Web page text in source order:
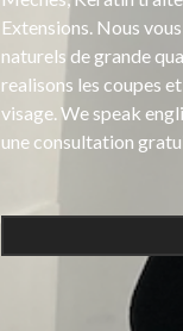
Extensions. Nous
naturels de grande
realisons les coupes
visage. We speak
une consultation